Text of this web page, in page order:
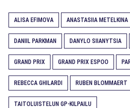
ALISA EFIMOVA ANASTASIIA METELKINA
DANIIL PARKMAN DANYLO SIIANYTSIA
GRAND PRIX GRAND PRIX ESPOO
REBECCA GHILARDI RUBEN BLOMMAERT
TAITOLUISTELUN GP-KILPAILU